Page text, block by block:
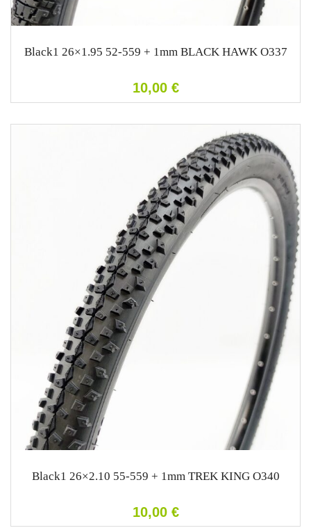
Black1 26×1.95 52-559 + 1mm BLACK HAWK O337
10,00 €
Black1 26×2.10 55-559 + 1mm TREK KING O340
10,00 €